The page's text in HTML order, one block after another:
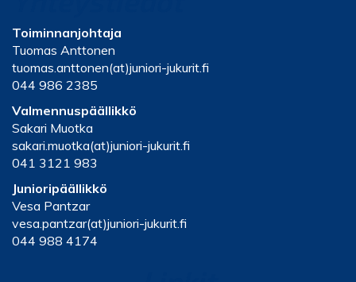
Toiminnanjohtaja
Tuomas Anttonen
tuomas.anttonen(at)juniori-jukurit.fi
044 986 2385
Valmennuspäällikkö
Sakari Muotka
sakari.muotka(at)juniori-jukurit.fi
041 3121 983
Junioripäällikkö
Vesa Pantzar
vesa.pantzar(at)juniori-jukurit.fi
044 988 4174